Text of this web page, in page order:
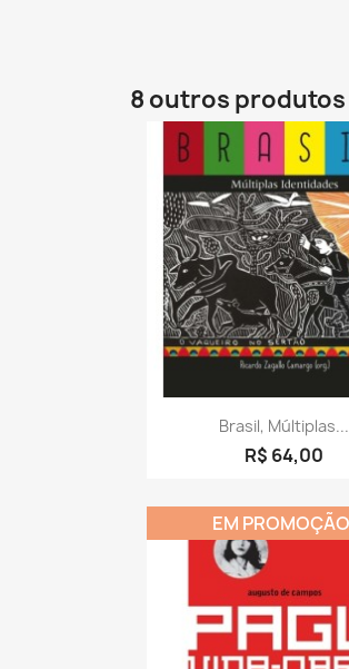
8 outros
Visualização
Brasil, Múltiplas...
R$ 64,00
EM